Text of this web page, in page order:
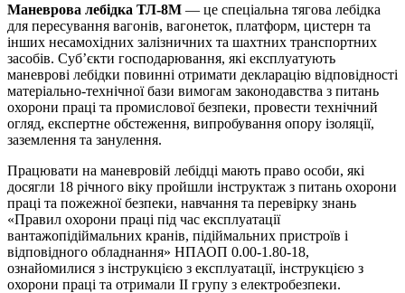
Маневрова лебідка ТЛ-8М — це спеціальна тягова лебідка
для пересування вагонів, вагонеток, платформ, цистерн та
інших несамохідних залізничних та шахтних транспортних
засобів. Суб’єкти господарювання, які експлуатують
маневрові лебідки повинні отримати декларацію відповідності
матеріально-технічної бази вимогам законодавства з питань
охорони праці та промислової безпеки, провести технічний
огляд, експертне обстеження, випробування опору ізоляції,
заземлення та занулення.
Працювати на маневровій лебідці мають право особи, які
досягли 18 річного віку пройшли інструктаж з питань охорони
праці та пожежної безпеки, навчання та перевірку знань
«Правил охорони праці під час експлуатації
вантажопідіймальних кранів, підіймальних пристроїв і
відповідного обладнання» НПАОП 0.00-1.80-18,
ознайомилися з інструкцією з експлуатації, інструкцією з
охорони праці та отримали ІІ групу з електробезпеки.